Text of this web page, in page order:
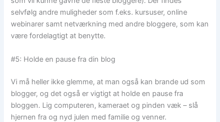
selvfølg andre muligheder som f.eks. kursuser, online
webinarer samt netværkning med andre bloggere, som kan
være fordelagtigt at benytte.
#5: Holde en pause fra din blog
Vi må heller ikke glemme, at man også kan brande ud som
blogger, og det også er vigtigt at holde en pause fra
bloggen. Lig computeren, kameraet og pinden væk – slå
hjernen fra og nyd julen med familie og venner.